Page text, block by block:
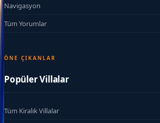
Navigasyon
Tüm Yorumlar
ÖNE ÇIKANLAR
Popüler Villalar
Tüm Kiralık Villalar